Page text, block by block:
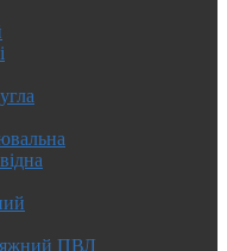
ПВЛ